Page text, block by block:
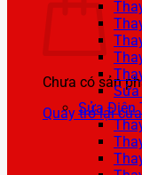
Chưa có sản
Quay trở lại
Sửa
Sửa Điện